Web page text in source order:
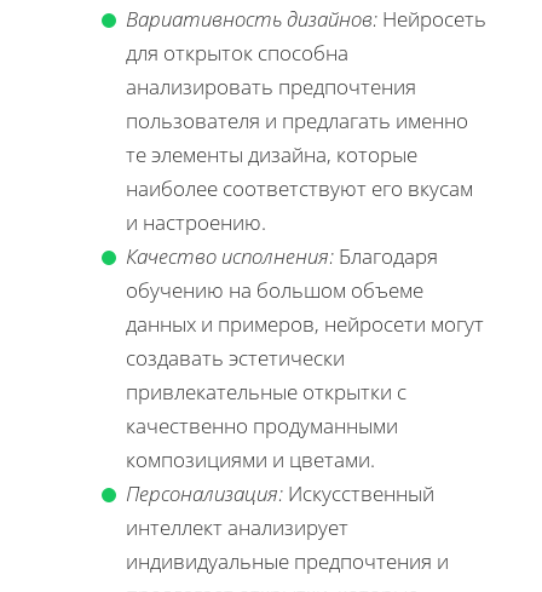
Вариативность дизайнов: Нейросеть
для открыток способна
анализировать предпочтения
пользователя и предлагать именно
те элементы дизайна, которые
наиболее соответствуют его вкусам
и настроению.
Качество исполнения: Благодаря
обучению на большом объеме
данных и примеров, нейросети могут
создавать эстетически
привлекательные открытки с
качественно продуманными
композициями и цветами.
Персонализация: Искусственный
интеллект анализирует
индивидуальные предпочтения и